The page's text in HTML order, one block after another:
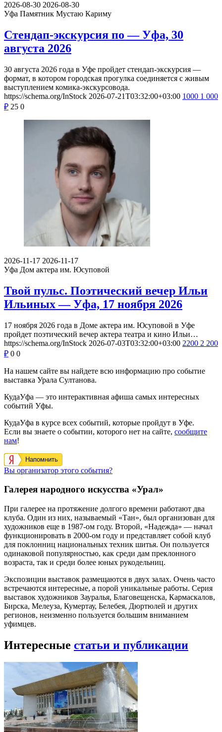
2026-08-30 2026-08-30
Уфа Памятник Мустаю Кариму
Стендап-экскурсия по — Уфа, 30
августа 2026
30 августа 2026 года в Уфе пройдет стендап-экскурсия —
формат, в котором городская прогулка соединяется с живым
выступлением комика-экскурсовода.
https://schema.org/InStock 2026-07-21T03:32:00+03:00 1000 1 000
₽ 25 0
2026-11-17 2026-11-17
Уфа Дом актера им. Юсуповой
Твой пульс. Поэтический вечер Ильи
Ильиных — Уфа, 17 ноября 2026
17 ноября 2026 года в Доме актера им. Юсуповой в Уфе
пройдет поэтический вечер актера театра и кино Ильи…
https://schema.org/InStock 2026-07-03T03:32:00+03:00 2200 2 200
₽ 0 0
На нашем сайте вы найдете всю информацию про событие
выставка Урала Султанова.
КудаУфа — это интерактивная афиша самых интересных
событий Уфы.
КудаУфа в курсе всех событий, которые пройдут в Уфе.
Если вы знаете о событии, которого нет на сайте, сообщите
нам!
Напомнить
Вы организатор этого события?
Галерея народного искусства «Урал»
При галерее на протяжение долгого времени работают два
клуба. Один из них, называемый «Тан», был организован для
художников еще в 1987-ом году. Второй, «Надежда» — начал
функционировать в 2000-ом году и представляет собой клуб
для поклонниц национальных техник шитья. Он пользуется
одинаковой популярностью, как среди дам преклонного
возраста, так и среди более юных рукодельниц.
Экспозиции выставок размещаются в двух залах. Очень часто
встречаются интересные, а порой уникальные работы. Серия
выставок художников Зауралья, Благовещенска, Кармаскалов,
Бирска, Мелеуза, Кумертау, Белебея, Дюртюлей и других
регионов, неизменно пользуется большим вниманием
уфимцев.
Интересные статьи и публикации